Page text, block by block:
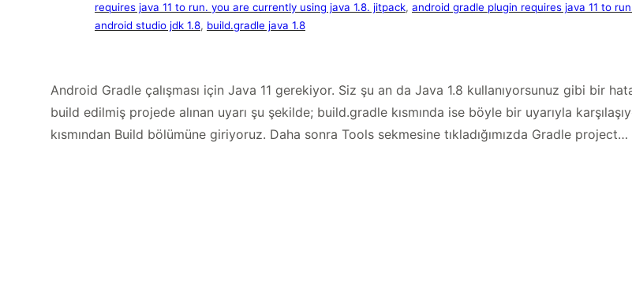
requires java 11 to run. you are currently using java 1.8. jitpack, android gradle plugin requires java 11 to
android studio jdk 1.8, build.gradle java 1.8
Android Gradle çalışması için Java 11 gerekiyor. Siz şu an da Java 1.8 kullanıyorsunuz gibi bir
build edilmiş projede alınan uyarı şu şekilde; build.gradle kısmında ise böyle bir uyarıyla
kısmından Build bölümüne giriyoruz. Daha sonra Tools sekmesine tıkladığımızda Gradle project…